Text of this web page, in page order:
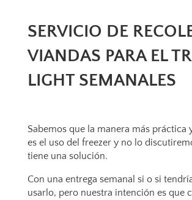
SERVICIO DE
VIANDAS PARA EL
LIGHT SEMANALES
Sabemos que la manera más práctica
es el uso del freezer y no lo
tiene una solución.
Con una entrega semanal si o si
usarlo, pero nuestra intención es que